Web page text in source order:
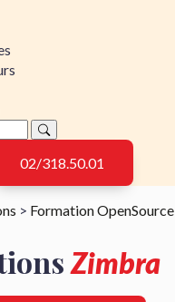
02/318.50.01
> Formation OpenSource
Zimbra